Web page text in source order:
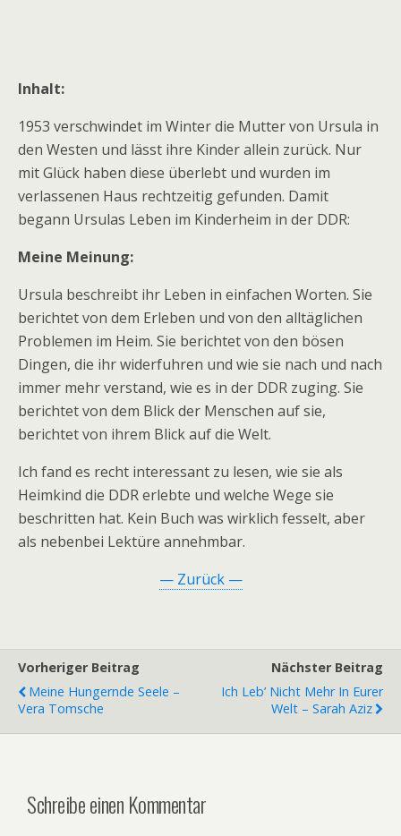
Inhalt:
1953 verschwindet im Winter die Mutter von Ursula in
den Westen und lässt ihre Kinder allein zurück. Nur
mit Glück haben diese überlebt und wurden im
verlassenen Haus rechtzeitig gefunden. Damit
begann Ursulas Leben im Kinderheim in der DDR:
Meine Meinung:
Ursula beschreibt ihr Leben in einfachen Worten. Sie
berichtet von dem Erleben und von den alltäglichen
Problemen im Heim. Sie berichtet von den bösen
Dingen, die ihr widerfuhren und wie sie nach und nach
immer mehr verstand, wie es in der DDR zuging. Sie
berichtet von dem Blick der Menschen auf sie,
berichtet von ihrem Blick auf die Welt.
Ich fand es recht interessant zu lesen, wie sie als
Heimkind die DDR erlebte und welche Wege sie
beschritten hat. Kein Buch was wirklich fesselt, aber
als nebenbei Lektüre annehmbar.
— Zurück —
Vorheriger Beitrag
Meine Hungernde Seele –
Vera Tomsche
Nächster Beitrag
Ich Leb’ Nicht Mehr In Eurer
Welt – Sarah Aziz
Schreibe einen Kommentar